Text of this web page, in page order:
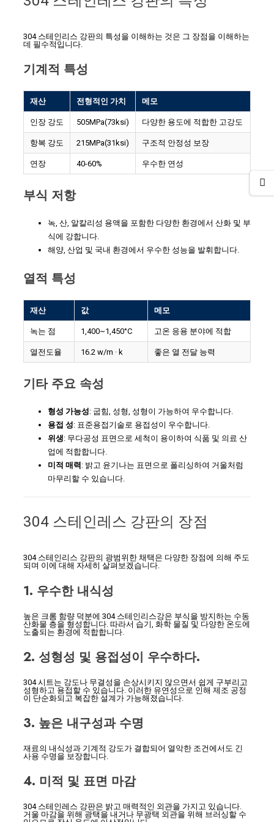
304 스테인리스 강판의 특성을 이해하는 것은 그 장점을 이해하는
데 필수적입니다.
기계적 특성
재산 전형적인 가치 메모
인장 강도 505MPa(73ksi) 다양한 용도에 적합한 고강도
항복 강도 215MPa(31ksi) 구조적 안정성 보장
연장 40-60% 우수한 연성
부식 저항
녹, 산, 알칼리성 용액을 포함한 다양한 환경에서 산화 및 부
식에 강합니다.
해양, 산업 및 국내 환경에서 우수한 성능을 발휘합니다.
열적 특성
재산 값 메모
녹는 점 1,400~1,450°C 고온 응용 분야에 적합
열전도율 16.2 w/m · k 좋은 열 전달 능력
기타 주요 속성
형성 가능성: 굽힘, 성형, 성형이 가능하여 우수합니다.
용접 성: 표준용접기술로 용접성이 우수합니다.
위생: 무다공성 표면으로 세척이 용이하여 식품 및 의료 산
업에 적합합니다.
미적 매력 : 밝고 윤기나는 표면으로 폴리싱하여 거울처럼
마무리할 수 있습니다.
304 스테인레스 강판의 장점
304 스테인리스 강판의 광범위한 채택은 다양한 장점에 의해 주도
되며 이에 대해 자세히 살펴보겠습니다.
1. 우수한 내식성
높은 크롬 함량 덕분에 304 스테인리스강은 부식을 방지하는 수동
산화물 층을 형성합니다. 따라서 습기, 화학 물질 및 다양한 온도에
노출되는 환경에 적합합니다.
2. 성형성 및 용접성이 우수하다.
304 시트는 강도나 무결성을 손상시키지 않으면서 쉽게 구부리고
성형하고 용접할 수 있습니다. 이러한 유연성으로 인해 제조 공정
이 단순화되고 복잡한 설계가 가능해졌습니다.
3. 높은 내구성과 수명
재료의 내식성과 기계적 강도가 결합되어 열악한 조건에서도 긴
사용 수명을 보장합니다.
4. 미적 및 표면 마감
304 스테인레스 강판은 밝고 매력적인 외관을 가지고 있습니다.
거울 마감을 위해 광택을 내거나 무광택 외관을 위해 브러싱할 수